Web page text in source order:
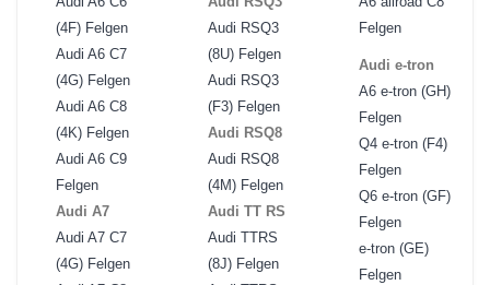
(4F) Felgen
Audi A6 C7
(4G) Felgen
Audi A6 C8
(4K) Felgen
Audi A6 C9
Felgen
Audi A7
Audi A7 C7
(4G) Felgen
Audi RSQ3
(8U) Felgen
Audi RSQ3
(F3) Felgen
Audi RSQ8
Audi RSQ8
(4M) Felgen
Audi TT RS
Audi TTRS
(8J) Felgen
Felgen
Audi e-tron
A6 e-tron (GH)
Felgen
Q4 e-tron (F4)
Felgen
Q6 e-tron (GF)
Felgen
e-tron (GE)
Felgen